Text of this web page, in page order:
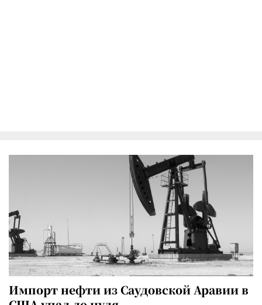
Импорт нефти из Саудовской Аравии в